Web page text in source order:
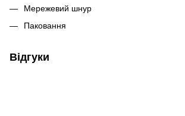
Мережевий шнур
Паковання
Відгуки